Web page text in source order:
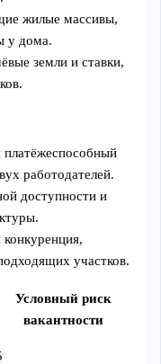
жилые массивы,
у дома.
земли и ставки,
работодателей.
доступности и
участков.
Условный риск
вакантности